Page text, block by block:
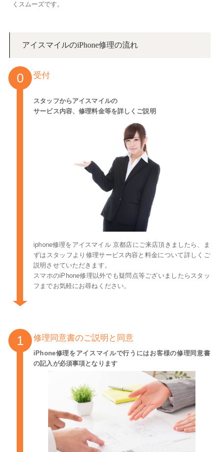
くスムーズです。
アイスマイルのiPhone修理の流れ
受付
スタッフからアイスマイルの
サービス内容、修理料金等を詳しくご説明
iphone修理をアイスマイル 京都店にご来店頂きましたら、ま
ずはスタッフより修理サービス内容と料金について詳しくご
説明させていただきます。
スマホのiPhone修理以外でも疑問点等ございましたらスタッ
フまでお気軽にお尋ねください。
修理同意書のご説明と同意
iPhone修理をアイスマイルで行うにはお客様の修理同意書
の記入が必須事項となります